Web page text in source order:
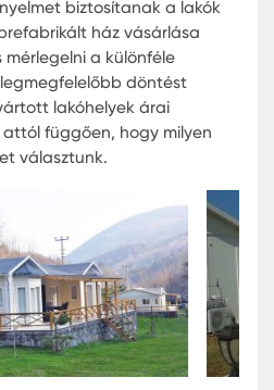
Tömeges
A Legjobb
iránti érdeklődés,
iránt. Az olcsó előregyártott
a leggyorsabb és
megoldást azok
építeni. Emellett
lakóparkok is megjelentek a
kínálnak otthont, akik